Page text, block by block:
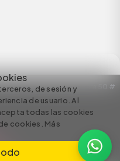
de sesión y
de usuario. Al
todas las cookies
cookies. Más
6 Dirección: Carrera 50 #